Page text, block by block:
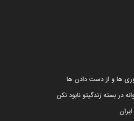
ها و از دست دادن ها
در بسته زندگیتو نابود نکن